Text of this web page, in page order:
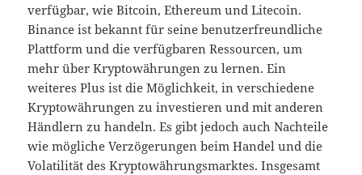
verfügbar, wie Bitcoin, Ethereum und Litecoin.
Binance ist bekannt für seine benutzerfreundliche
Plattform und die verfügbaren Ressourcen, um
mehr über Kryptowährungen zu lernen. Ein
weiteres Plus ist die Möglichkeit, in verschiedene
Kryptowährungen zu investieren und mit anderen
Händlern zu handeln. Es gibt jedoch auch Nachteile
wie mögliche Verzögerungen beim Handel und die
Volatilität des Kryptowährungsmarktes. Insgesamt